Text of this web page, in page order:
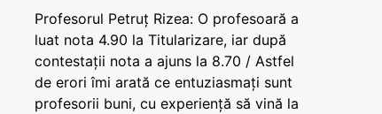
Profesorul Petruț Rizea: O profesoară a
luat nota 4.90 la Titularizare, iar după
contestații nota a ajuns la 8.70 / Astfel
de erori îmi arată ce entuziasmați sunt
profesorii buni, cu experiență să vină la